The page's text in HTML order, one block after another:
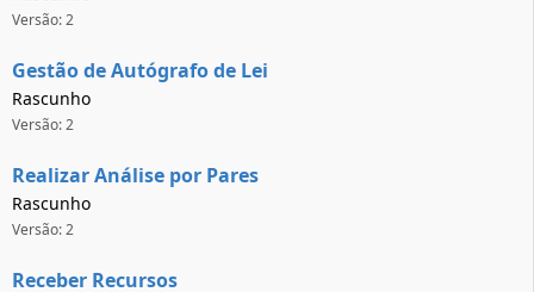
Versão: 2
Gestão de Autógrafo de Lei
Rascunho
Versão: 2
Realizar Análise por Pares
Rascunho
Versão: 2
Receber Recursos